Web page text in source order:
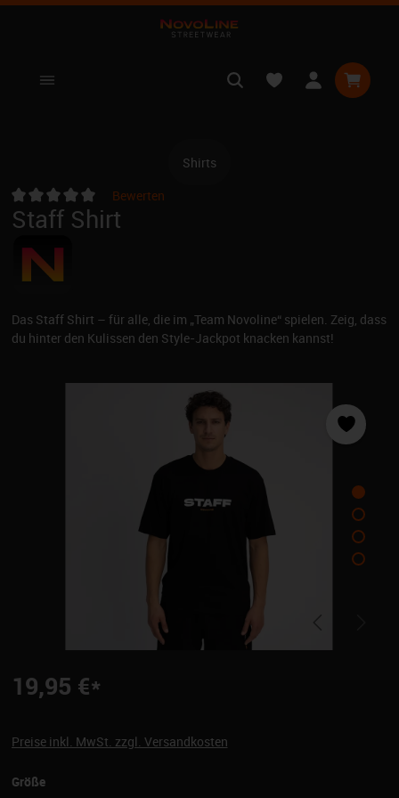
Shirts
Durchschnittliche Bewertung von 0 von 5 Sternen
Bewerten
Staff Shirt
Das Staff Shirt – für alle, die im „Team Novoline“ spielen. Zeig, dass
du hinter den Kulissen den Style-Jackpot knacken kannst!
19,95 €*
Preise inkl. MwSt. zzgl. Versandkosten
Größeauswählen